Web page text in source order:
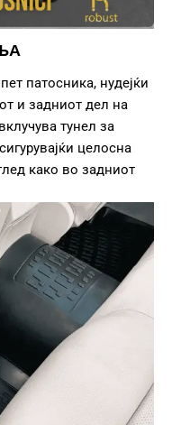
патосника, нудејќи
и задниот дел на
тунел за
целосна
како во задниот